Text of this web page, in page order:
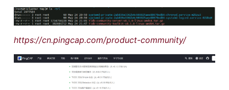
https://cn.pingcap.com/product-community/